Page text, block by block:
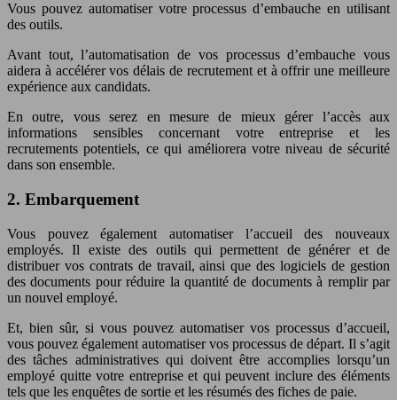
Vous pouvez automatiser votre processus d’embauche en utilisant
des outils.
Avant tout, l’automatisation de vos processus d’embauche vous
aidera à accélérer vos délais de recrutement et à offrir une meilleure
expérience aux candidats.
En outre, vous serez en mesure de mieux gérer l’accès aux
informations sensibles concernant votre entreprise et les
recrutements potentiels, ce qui améliorera votre niveau de sécurité
dans son ensemble.
2. Embarquement
Vous pouvez également automatiser l’accueil des nouveaux
employés. Il existe des outils qui permettent de générer et de
distribuer vos contrats de travail, ainsi que des logiciels de gestion
des documents pour réduire la quantité de documents à remplir par
un nouvel employé.
Et, bien sûr, si vous pouvez automatiser vos processus d’accueil,
vous pouvez également automatiser vos processus de départ. Il s’agit
des tâches administratives qui doivent être accomplies lorsqu’un
employé quitte votre entreprise et qui peuvent inclure des éléments
tels que les enquêtes de sortie et les résumés des fiches de paie.